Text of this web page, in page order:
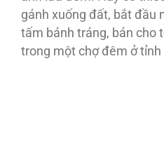
gánh xuống đất, bắt đầu
tấm bánh tráng, bán cho
trong một chợ đêm ở tỉnh